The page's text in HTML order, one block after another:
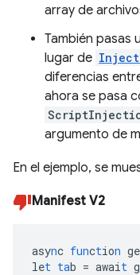
array de
También pasas
lugar de
diferencias
ahora se pasa
argumento de
En el ejemplo, se
Manifest V2
async function ge
let tab = await